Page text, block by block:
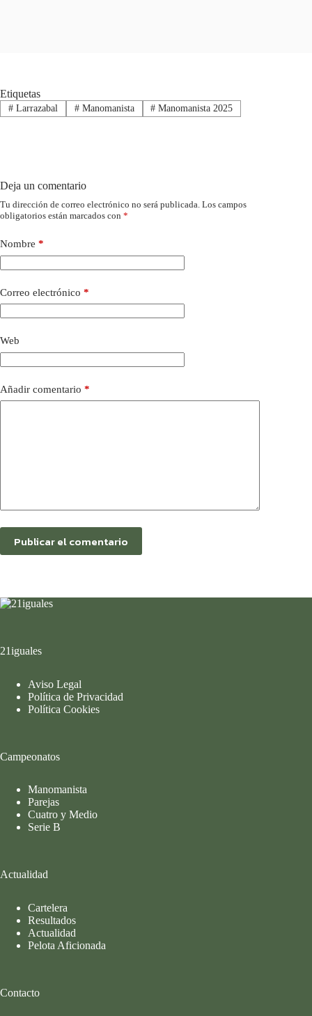
Etiquetas
#Larrazabal #Manomanista # Manomanista 2025
Deja un comentario
Tu dirección de correo electrónico no será publicada. Los campos
obligatorios están marcados con *
Nombre *
Correo electrónico *
Web
Añadir comentario *
Publicar el comentario
21iguales
Aviso Legal
Política de Privacidad
Política Cookies
Campeonatos
Manomanista
Parejas
Cuatro y Medio
Serie B
Actualidad
Cartelera
Resultados
Actualidad
Pelota Aficionada
Contacto